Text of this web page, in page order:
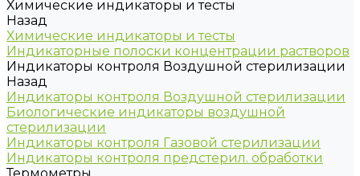
Химические индикаторы и тесты
Назад
Химические индикаторы и тесты
Индикаторные полоски концентрации растворов
Индикаторы контроля Воздушной стерилизации
Назад
Индикаторы контроля Воздушной стерилизации
Биологические индикаторы воздушной
стерилизации
Индикаторы контроля Газовой стерилизации
Индикаторы контроля предстерил. обработки